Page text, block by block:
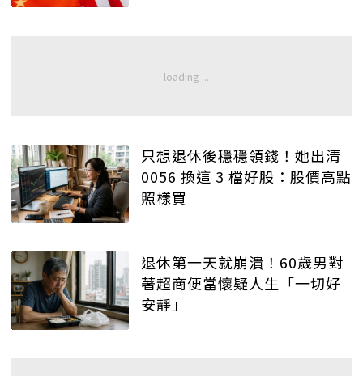
只想退休後穩穩領錢！她出清
0056 換這 3 檔好股：股價高點
照樣買
退休第一天就崩潰！60歲男對
著超商便當懷疑人生「一切好
安靜」